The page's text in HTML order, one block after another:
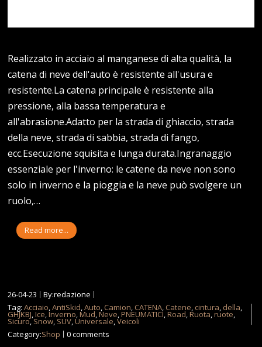
Realizzato in acciaio al manganese di alta qualità, la
catena di neve dell'auto è resistente all'usura e
resistente.La catena principale è resistente alla
pressione, alla bassa temperatura e
all'abrasione.Adatto per la strada di ghiaccio, strada
della neve, strada di sabbia, strada di fango,
ecc.Esecuzione squisita e lunga durata.Ingranaggio
essenziale per l'inverno: le catene da neve non sono
solo in inverno e la pioggia e la neve può svolgere un
ruolo,…
Read more...
26-04-23
By:redazione
Tag:Acciaio,AntiSkid,Auto, Camion, CATENA, Catene, cintura, della,
GHJKBJ,Ice,Inverno,Mud,Neve,PNEUMATICI,Road,Ruota,ruote,
Sicuro,Snow, SUV,Universale,Veicoli
Category:Shop 0 comments